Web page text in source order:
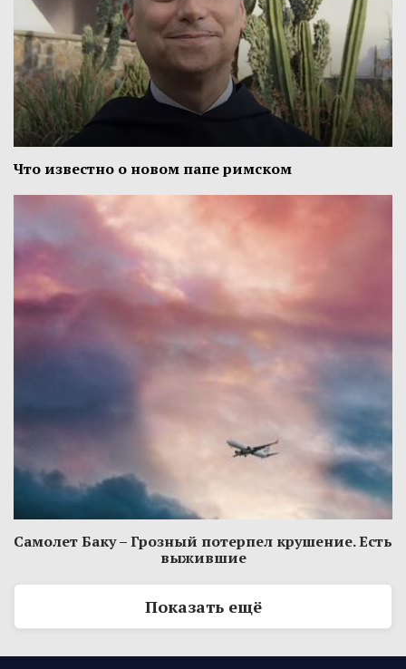
Что известно о новом папе римском
Самолет Баку – Грозный потерпел крушение. Есть
выжившие
Показать ещё